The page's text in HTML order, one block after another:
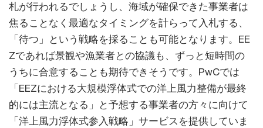
札が行われるでしょうし、海域が確保できた事業者は
焦ることなく最適なタイミングを計らって入札する、
「待つ」という戦略を採ることも可能となります。EE
Zであれば景観や漁業者との協議も、ずっと短時間の
うちに合意することも期待できそうです。PwCでは
「EEZにおける大規模浮体式での洋上風力整備が最終
的には主流となる」と予想する事業者の方々に向けて
「洋上風力浮体式参入戦略」サービスを提供していま